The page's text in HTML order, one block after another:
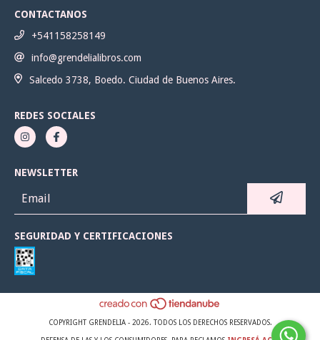
CONTACTANOS
+541158258149
info@grendelialibros.com
Salcedo 3738, Boedo. Ciudad de Buenos Aires.
REDES SOCIALES
NEWSLETTER
SEGURIDAD Y CERTIFICACIONES
COPYRIGHT GRENDELIA - 2026. TODOS LOS DERECHOS RESERVADOS.